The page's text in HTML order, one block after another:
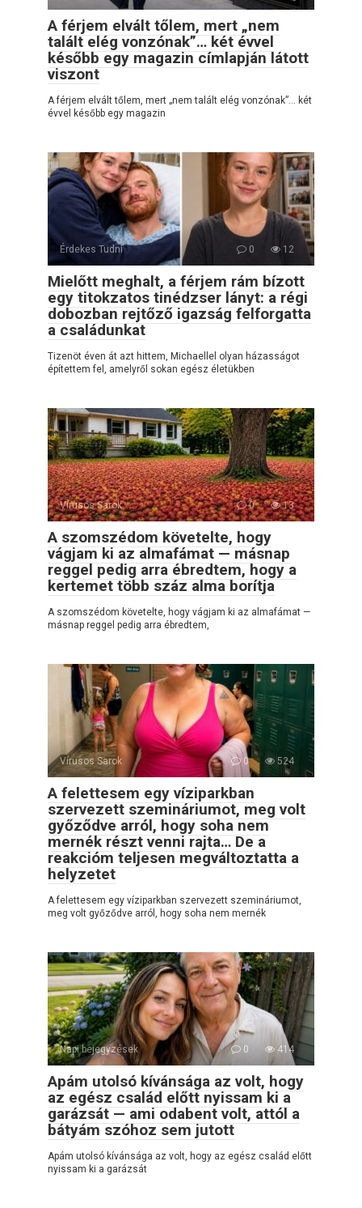
A férjem elvált tőlem, mert „nem
talált elég vonzónak”… két évvel
később egy magazin címlapján látott
viszont
A férjem elvált tőlem, mert „nem talált elég vonzónak”… két
évvel később egy magazin
Érdekes Tudni 0 12
Mielőtt meghalt, a férjem rám bízott
egy titokzatos tinédzser lányt: a régi
dobozban rejtőző igazság felforgatta
a családunkat
Tizenöt éven át azt hittem, Michaellel olyan házasságot
építettem fel, amelyről sokan egész életükben
Vírusos Sarok 0 13
A szomszédom követelte, hogy
vágjam ki az almafámat — másnap
reggel pedig arra ébredtem, hogy a
kertemet több száz alma borítja
A szomszédom követelte, hogy vágjam ki az almafámat —
másnap reggel pedig arra ébredtem,
Vírusos Sarok 0 524
A felettesem egy víziparkban
szervezett szemináriumot, meg volt
győződve arról, hogy soha nem
mernék részt venni rajta… De a
reakcióm teljesen megváltoztatta a
helyzetet
A felettesem egy víziparkban szervezett szemináriumot,
meg volt győződve arról, hogy soha nem mernék
Napi bejegyzések 0 414
Apám utolsó kívánsága az volt, hogy
az egész család előtt nyissam ki a
garázsát — ami odabent volt, attól a
bátyám szóhoz sem jutott
Apám utolsó kívánsága az volt, hogy az egész család előtt
nyissam ki a garázsát